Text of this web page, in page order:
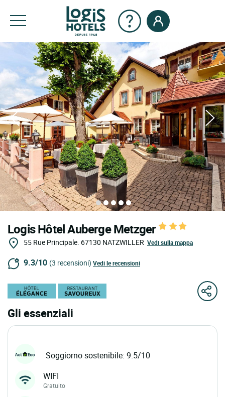
Logis Hôtel Auberge Metzger
55 Rue Principale. 67130 NATZWILLER Vedi sulla mappa
9.3/10 (3 recensioni) Vedi le recensioni
Gli essenziali
Soggiorno sostenibile: 9.5/10
WIFI
Gratuito